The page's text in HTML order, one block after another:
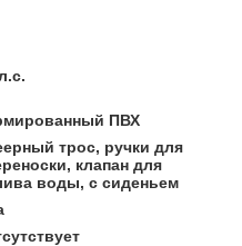
ПВХ
трос, ручки для
клапан для
воды, с сиденьем